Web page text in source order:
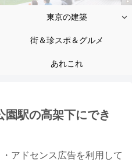
東京の建築
街＆珍スポ＆グルメ
あれこれ
駅の高架下にでき
アドセンス広告を利用して